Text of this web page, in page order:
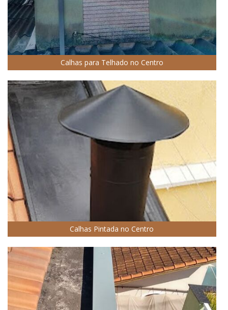
Calhas para Telhado no Centro
Calhas Pintada no Centro